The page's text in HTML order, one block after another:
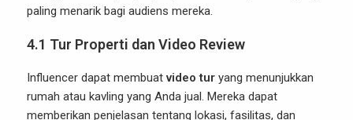
paling menarik bagi audiens mereka.
4.1 Tur Properti dan Video Review
Influencer dapat membuat video tur yang menunjukkan
rumah atau kavling yang Anda jual. Mereka dapat
memberikan penjelasan tentang lokasi, fasilitas, dan